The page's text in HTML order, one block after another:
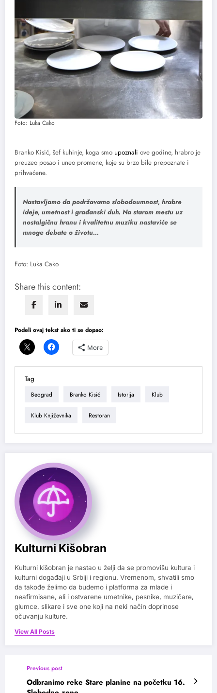
Foto: Luka Cako
Branko Kisić, šef kuhinje, koga smo upoznali ove godine, hrabro je
preuzeo posao i uneo promene, koje su brzo bile prepoznate i
prihvaćene.
Nastavljamo da podržavamo slobodoumnost, hrabre
ideje, umetnost i građanski duh. Na starom mestu uz
nostalgičnu hranu i kvalitetnu muziku nastaviće se
mnoge debate o životu…
Foto: Luka Cako
Share this content:
Podeli ovaj tekst ako ti se dopao:
More
Tag
Beograd Branko Kisić Istorija Klub
Klub Književnika Restoran
Kulturni Kišobran
Kulturni kišobran je nastao u želji da se promovišu kultura i
kulturni događaji u Srbiji i regionu. Vremenom, shvatili smo
da takođe želimo da budemo i platforma za mlade i
neafirmisane, ali i ostvarene umetnike, pesnike, muzičare,
glumce, slikare i sve one koji na neki način doprinose
očuvanju kulture.
View All Posts
Previous post
Odbranimo reke Stare planine na početku 16.